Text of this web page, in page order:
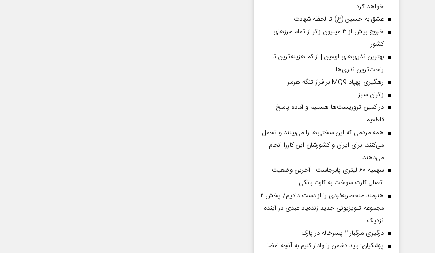
خواهد کرد
عشق به حسین (ع) تا لحظه شهادت
خروج بیش از ۳ میلیون زائر از تمام مرز‌های
کشور
بهترین نذری‌های اربعین | از کم هزینه‌ترین تا
راحت‌ترین نذری‌ها
رهگیری پهپاد MQ9 بر فراز تنگه هرمز
‌زائران سبز
در کمین تروریست‌ها هستیم و آماده پاسخ
قاطعیم
همه مردمی که این سختی‌ها را می‌بینند و تحمل
می‌کنند، برای ایران و کشورشان این کاررا انجام
می‌دهند
سهمیه ۶۰ لیتری پابرجاست | آخرین وضعیت
اتصال کارت سوخت به کارت بانکی
هنرمند منحصر‌به‌فردی را از دست دادیم/ پخش ۲
مجموعه تلویزیونی جدید زنده‌یاد عبدی در آینده
نزدیک
درگیری مرگبار ۲ پسرخاله در پارک
پزشکیان: باید دشمن را وادار کنیم به آنچه امضا